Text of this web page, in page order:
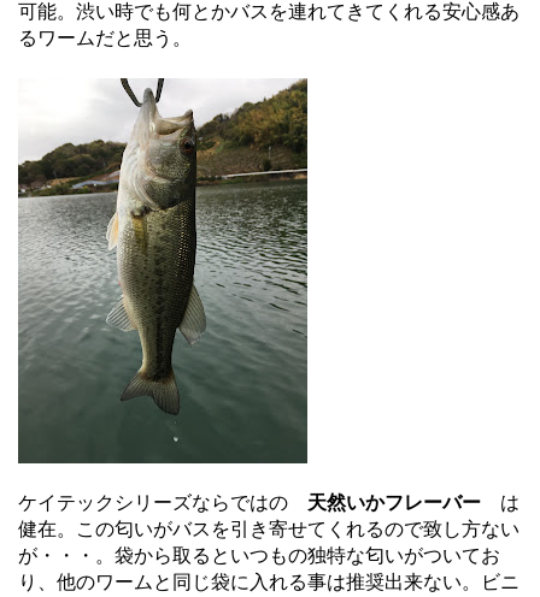
可能。渋い時でも何とかバスを連れてきてくれる安心感あ
るワームだと思う。
ケイテックシリーズならではの 天然いかフレーバー は
健在。この匂いがバスを引き寄せてくれるので致し方ない
が・・・。袋から取るといつもの独特な匂いがついてお
り、他のワームと同じ袋に入れる事は推奨出来ない。ビニ